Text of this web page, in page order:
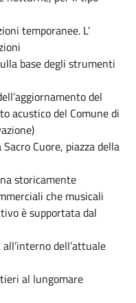
temporanee. L’
base degli strumenti
del
acustico del Comune di
Cuore, piazza della
storicamente
che musicali
è supportata dal
dell’attuale
al lungomare